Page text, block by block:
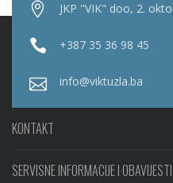
JKP "VIK" doo, 2.
+387 35 36 98 45
info@viktuzla.ba
KONTAKT
SERVISNE INFORMACIJE I OBAVIJESTI